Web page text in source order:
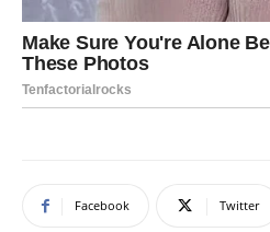
Facebook Twitter